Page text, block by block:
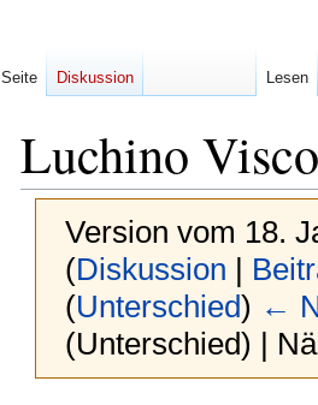
Luchino
Version vom 18.
(Diskussion |
(Unterschied) ←
(Unterschied) |
Seite Diskussion Lesen